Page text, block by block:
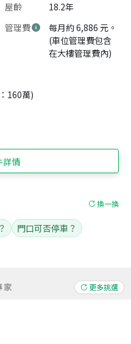
屋齡
18.2年
管理費
每月約 6,886 元。
(車位管理費包含
在大樓管理費內)
160萬)
詳情
家 更多挑選
換一換
門口可否停車？